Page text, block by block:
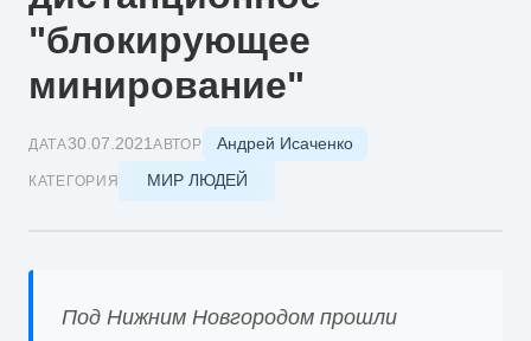
"блокирующее
минирование"
ДАТА30.07.2021 АВТОР Андрей Исаченко
КАТЕГОРИЯ МИР ЛЮДЕЙ
Под Нижним Новгородом прошли